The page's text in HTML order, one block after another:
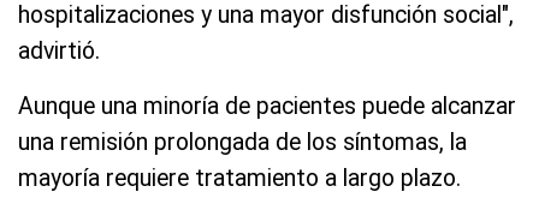
hospitalizaciones y una mayor disfunción social",
advirtió.
Aunque una minoría de pacientes puede alcanzar
una remisión prolongada de los síntomas, la
mayoría requiere tratamiento a largo plazo.